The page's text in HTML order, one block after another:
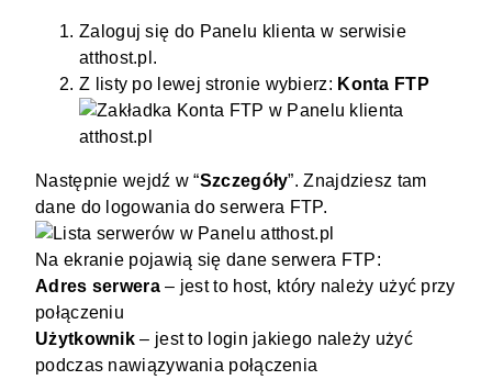
Zaloguj się do Panelu klienta w serwisie
atthost.pl .
Z listy po lewej stronie wybierz: Konta FTP
Następnie wejdź w “Szczegóły”. Znajdziesz tam
dane do logowania do serwera FTP.
Na ekranie pojawią się dane serwera FTP:
Adres serwera– jest to host, który należy użyć przy
połączeniu
Użytkownik – jest to login jakiego należy użyć
podczas nawiązywania połączenia